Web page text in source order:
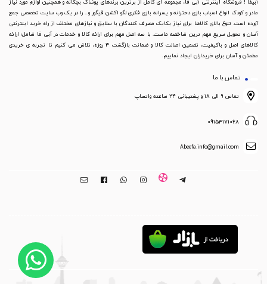
آبیفا ! فروشگاه اینترنتی آبی فا، مجموعه ای کامل از برترین برندهای پوشاک بچگانه و همچنین لوازم مورد نیاز
مادر و کودک انواع اسباب بازی دخترانه و پسرانه بازی فکری لگو اکشن فیگور و... را در یک وب سایت تخصصی جمع
آورده است. تنوع بالای کالاها برای نیاز یکایک مصرف کنندگان با سلایق و نیازهای مختلف از راه خرید اینترنتی
آسان و تحویل سریع مهم ترین شاخصه ماست. با سه اصل مهم برای ارائه کالا و خدمات در آبی فا شامل؛ ارائه
کالاهای اصل و باکیفیت، تضمین اصالت کالا و ضمانت بازگشت 3 روزه، تلاش می کنیم تا تجربه ی خریدی
مطمئن و آسان برای خریداران ایجاد نماییم.
تماس با ما
تماس ۹ الی ۱۸ و پشتیبانی ۲۴ ساعته واتساپ
09154171068
Abeefa.info@gmail.com